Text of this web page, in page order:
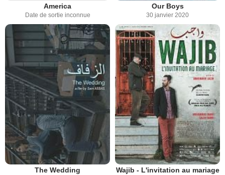
America
Date de sortie inconnue
Our Boys
30 janvier 2020
The Wedding Wajib - L'invitation au mariage